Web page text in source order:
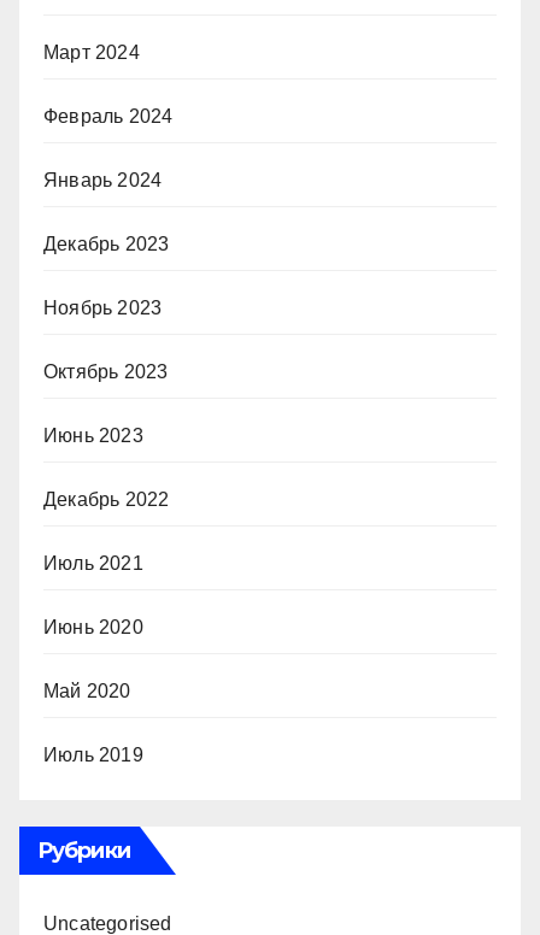
Март 2024
Февраль 2024
Январь 2024
Декабрь 2023
Ноябрь 2023
Октябрь 2023
Июнь 2023
Декабрь 2022
Июль 2021
Июнь 2020
Май 2020
Июль 2019
Рубрики
Uncategorised